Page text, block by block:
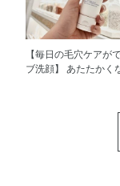
れにぴったりです！ 化粧くずれ
のしにくいサラサラ
てくれるので、 夏本
お手に取ってみてく
【毎日の毛穴ケアが
ブ洗顔】 あたたかくなってくる
そんな方にオススメ
BLUE チャコール ス